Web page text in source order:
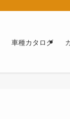
車種カタログ